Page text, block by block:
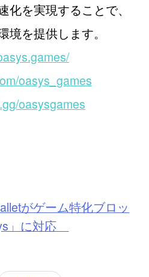
を実現することで、
境を提供します。
oasys_games
oasysgames
がゲーム特化ブロッ
」に対応